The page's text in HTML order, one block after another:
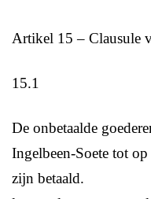
Artikel 15 – Clausule
15.1
De onbetaalde
Ingelbeen-Soete tot
zijn betaald.